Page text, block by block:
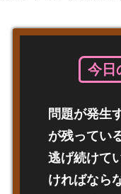
今日
問題が発生
が残ってい
逃げ続けて
ければなら